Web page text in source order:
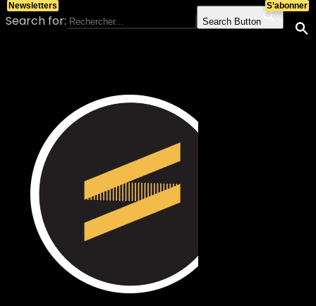
Search for: Search Button
S’abonner
Newsletters